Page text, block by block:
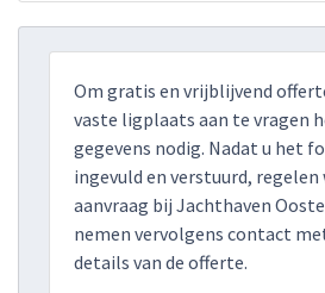
Om gratis en vrijblijvend
vaste ligplaats aan te vragen
gegevens nodig. Nadat u het
ingevuld en verstuurd,
aanvraag bij Jachthaven
nemen vervolgens contact
details van de offerte.